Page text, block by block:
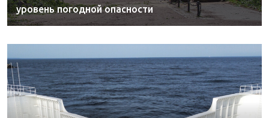
уровень погодной опасности